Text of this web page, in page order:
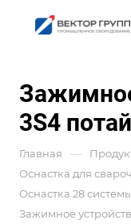
3S4
Главная —
Оснастка для
Оснастка 28 системы
Зажимное